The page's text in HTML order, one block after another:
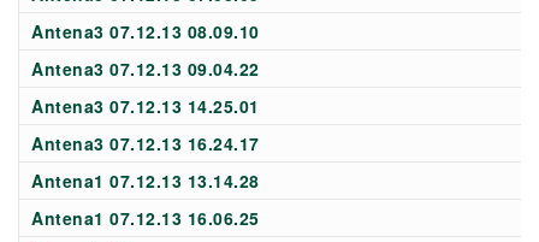
Antena3 07.12.13 08.09.10
Antena3 07.12.13 09.04.22
Antena3 07.12.13 14.25.01
Antena3 07.12.13 16.24.17
Antena1 07.12.13 13.14.28
Antena1 07.12.13 16.06.25